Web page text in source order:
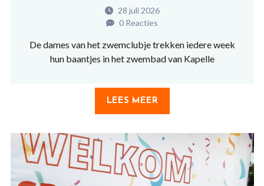
28 juli 2026
0 Reacties
De dames van het zwemclubje trekken iedere week
hun baantjes in het zwembad van Kapelle
LEES MEER